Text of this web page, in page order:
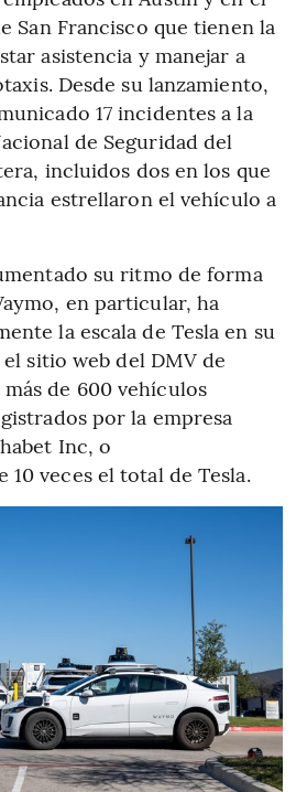
San Francisco que tienen la
asistencia y manejar a
Desde su lanzamiento,
17 incidentes a la
de Seguridad del
incluidos dos en los que
estrellaron el vehículo a
su ritmo de forma
en particular, ha
la escala de Tesla en su
sitio web del DMV de
de 600 vehículos
por la empresa
Inc, o
10 veces el total de Tesla.